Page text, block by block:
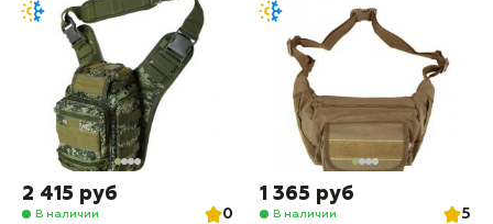
2 415 руб
В наличии
0
1 365 руб
В наличии
5